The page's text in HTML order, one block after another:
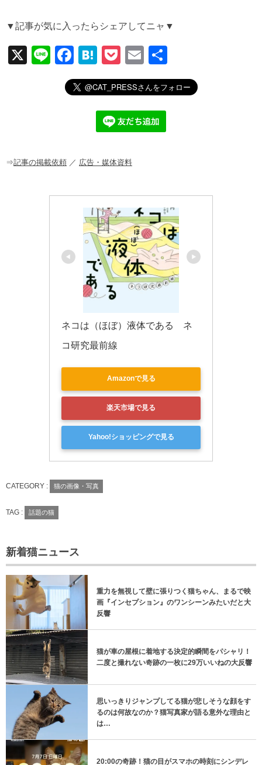
▼記事が気に入ったらシェアしてニャ▼
X
Li
F
a
c
o
H
at
e
n
a
P
o
ck
et
E
m
ail
有
⇒記事の掲載依頼 ／ 広告・媒体資料
ネコは（ほぼ）液体である　ネ
コ研究最前線
Amazonで見る
楽天市場で見る
Yahoo!ショッピングで見る
CATEGORY : 猫の画像・写真
TAG : 話題の猫
新着猫ニュース
重力を無視して壁に張りつく猫ちゃん、まるで映
画『インセプション』のワンシーンみたいだと大
反響
猫が車の屋根に着地する決定的瞬間をパシャリ！
二度と撮れない奇跡の一枚に29万いいねの大反響
思いっきりジャンプしてる猫が悲しそうな顔をす
るのは何故なのか？猫写真家が語る意外な理由と
は…
20:00の奇跡！猫の目がスマホの時刻にシンデレ